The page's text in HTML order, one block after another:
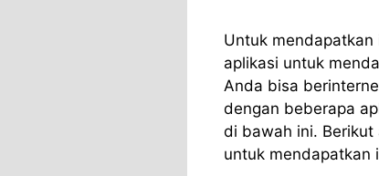
Untuk
aplikasi untuk
Anda bisa
dengan beberapa
di bawah ini.
untuk mendapatkan